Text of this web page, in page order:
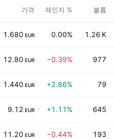
가격 체인지 % 볼륨
1.680 EUR 0.00% 1.26 K
12.80 EUR −0.39% 977
1.440 EUR +2.86% 79
9.12 EUR +1.11% 645
11.20 EUR −0.44% 193